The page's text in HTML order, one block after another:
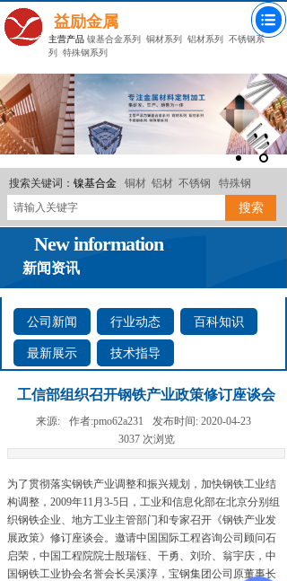
益励金属
主营产品 镍基合金系列 铜材系列 铝材系列
不锈钢系
列
特殊钢系列
搜索关键词： 镍基合金 铜材 铝材 不锈钢 特殊钢
搜索
新闻资讯
New information
公司新闻 行业动态 百科知识
最新展示 技术指导
工信部组织召开钢铁产业政策修订座谈会
来源: 作者:pmo62a231 发布时间: 2020-04-23
3037 次浏览
为了贯彻落实钢铁产业调整和振兴规划，加快钢铁工业结
构调整，2009年11月3-5日，工业和信息化部在北京分别组
织钢铁企业、地方工业主管部门和专家召开《钢铁产业发
展政策》修订座谈会。邀请中国国际工程咨询公司顾问石
启荣，中国工程院院士殷瑞钰、干勇、刘玠、翁宇庆，中
国钢铁工业协会名誉会长吴溪淳，宝钢集团公司原董事长